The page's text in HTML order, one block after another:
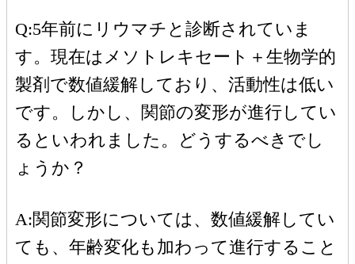
Q:5年前にリウマチと診断されていま
す。現在はメソトレキセート＋生物学的
製剤で数値緩解しており、活動性は低い
です。しかし、関節の変形が進行してい
るといわれました。どうするべきでし
ょうか？
A:関節変形については、数値緩解してい
ても、年齢変化も加わって進行すること